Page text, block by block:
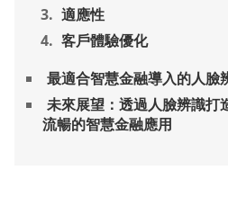
適應性
客戶體驗優化
最適合智慧金融導入的人臉
未來展望：透過人臉辨識打
流暢的智慧金融應用